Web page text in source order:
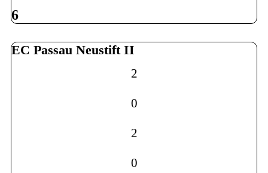
6
EC Passau Neustift II
2
0
2
0